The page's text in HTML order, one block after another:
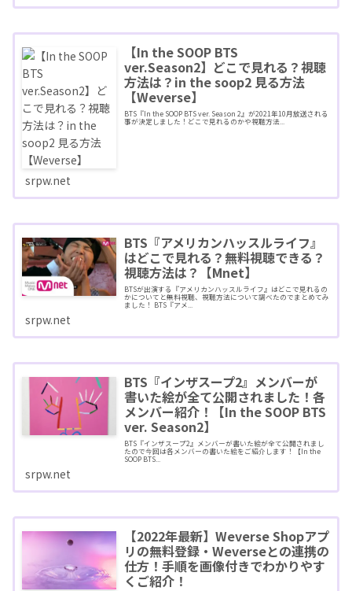
【In the SOOP BTS
ver.Season2】どこで見れる？視聴
方法は？in the soop2 見る方法
【Weverse】
BTS『In the SOOP BTS ver. Season 2』が2021年10月放送される
事が決定しました！どこで見れるのかや視聴方法...
srpw.net
BTS『アメリカンハッスルライフ』
はどこで見れる？無料視聴できる？
視聴方法は？【Mnet】
BTSが出演する『アメリカンハッスルライフ』はどこで見れるの
かについてと無料視聴、視聴方法について調べたのでまとめてみ
ました！ BTS『アメ...
srpw.net
BTS『インザスープ2』メンバーが
書いた絵が全て公開されました！各
メンバー紹介！【In the SOOP BTS
ver. Season2】
BTS『インザスープ2』メンバーが書いた絵が全て公開されまし
たので今回は各メンバーの書いた絵をご紹介します！【In the
SOOP BTS...
srpw.net
【2022年最新】Weverse Shopアプ
リの無料登録・Weverseとの連携の
仕方！手順を画像付きでわかりやす
くご紹介！